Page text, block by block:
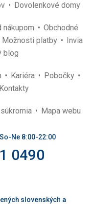
Dovolenkové domy
nákupom
Obchodné
Možnosti platby
Invia
blog
Kariéra
Pobočky
Kontakty
Mapa webu
Ne 8:00-22:00
0490
slovenských a